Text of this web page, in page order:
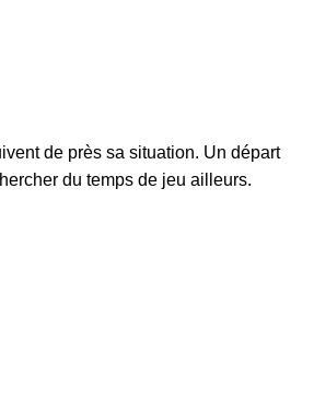
de près sa situation. Un départ
du temps de jeu ailleurs.